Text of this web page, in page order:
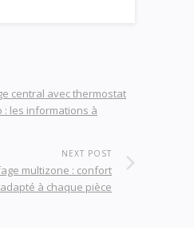
central avec thermostat
: les informations à
NEXT POST
multizone : confort
adapté à chaque pièce